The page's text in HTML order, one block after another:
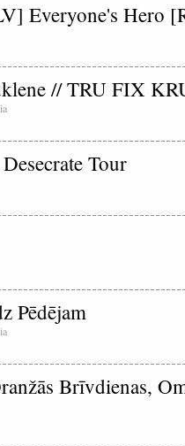
Everyone's Hero
// TRU FIX
Tour
Pēdējam
Brīvdienas,